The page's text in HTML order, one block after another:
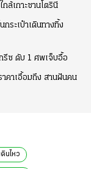
ล้เกาะซานโตรินี
ะเป๋าเดินทางทิ้ง
รีซ ดับ 1 ศพเจ็บอื้อ
าคาเอื้อมถึง สานฝันคน
นไหว